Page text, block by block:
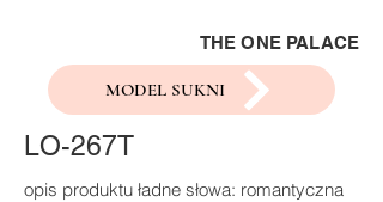
THE ONE PALACE
MODEL SUKNI
LO-267T
opis produktu ładne słowa: romantyczna